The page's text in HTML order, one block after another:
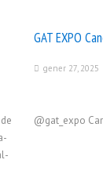
GAT EXPO
gener 27, 2025
@gat_expo